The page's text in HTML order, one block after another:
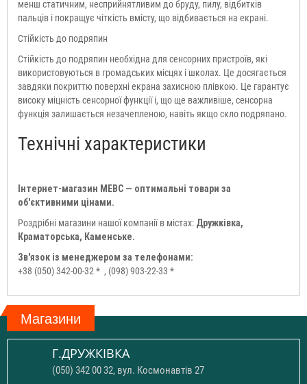
менш статичним, несприйнятливим до бруду, пилу, відбитків
пальців і покращує чіткість вмісту, що відбивається на екрані.
Стійкість до подряпин
Стійкість до подряпин необхідна для сенсорних пристроїв, які
використовуються в громадських місцях і школах. Це досягається
завдяки покриттю поверхні екрана захисною плівкою. Це гарантує
високу міцність сенсорної функції і, що ще важливіше, сенсорна
функція залишається незачепленою, навіть якщо скло подряпано.
Технічні характеристики
Інтернет-магазин МЕВС — оптимальні товари за
об'єктивними цінами.
Роздрібні магазини нашої компанії в містах: Дружківка,
Краматорська, Каменське.
Зв'язок із менеджером за телефонами:
+38 (050) 342-00-32 * , (098) 903-22-33 *
Магазини
Г.ДРУЖКІВКА
(050) 342 00 32, вул. Космонавтів 27